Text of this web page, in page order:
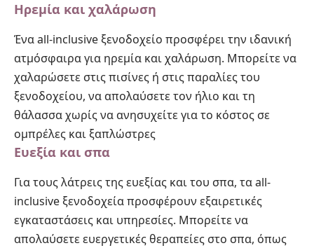
Ηρεμία και χαλάρωση
Ένα all-inclusive ξενοδοχείο προσφέρει την ιδανική
ατμόσφαιρα για ηρεμία και χαλάρωση. Μπορείτε να
χαλαρώσετε στις πισίνες ή στις παραλίες του
ξενοδοχείου, να απολαύσετε τον ήλιο και τη
θάλασσα χωρίς να ανησυχείτε για το κόστος σε
ομπρέλες και ξαπλώστρες
Ευεξία και σπα
Για τους λάτρεις της ευεξίας και του σπα, τα all-
inclusive ξενοδοχεία προσφέρουν εξαιρετικές
εγκαταστάσεις και υπηρεσίες. Μπορείτε να
απολαύσετε ευεργετικές θεραπείες στο σπα, όπως